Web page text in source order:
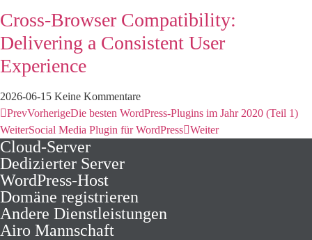
Cross-Browser Compatibility:
Delivering a Consistent User
Experience
2026-06-15 Keine Kommentare
PrevVorherigeDie besten WordPress-Plugins im Jahr 2020 (Teil 1)
WeiterSocial Media Plugin für WordPress Weiter
Cloud-Server
Dedizierter Server
WordPress-Host
Domäne registrieren
Andere Dienstleistungen
Airo Mannschaft